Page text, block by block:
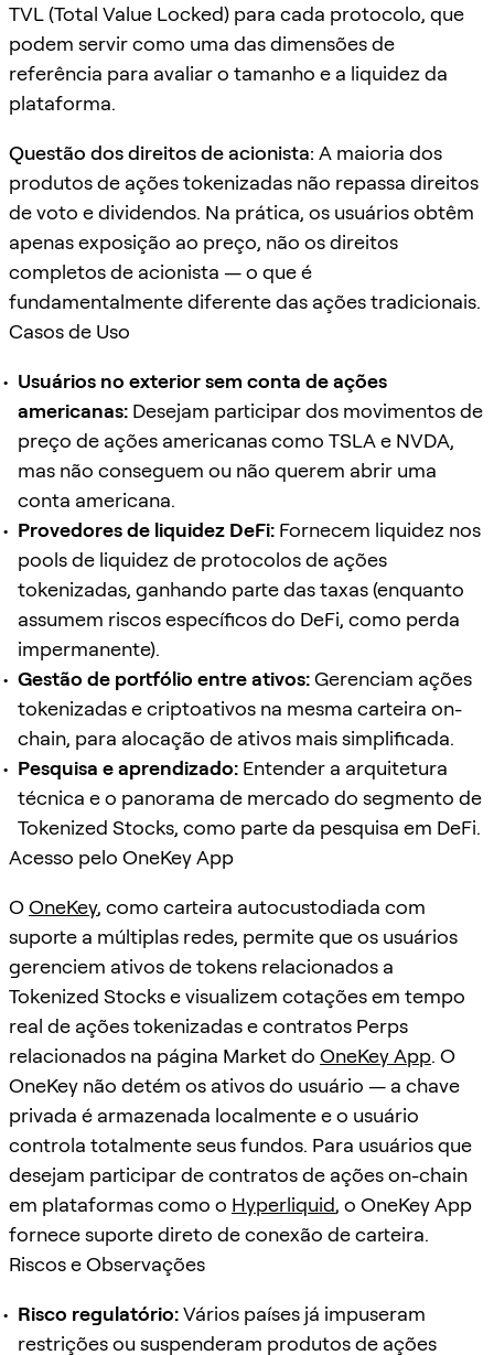
TVL (Total Value Locked) para cada protocolo, que
podem servir como uma das dimensões de
referência para avaliar o tamanho e a liquidez da
plataforma.
Questão dos direitos de acionista: A maioria dos
produtos de ações tokenizadas não repassa direitos
de voto e dividendos. Na prática, os usuários obtêm
apenas exposição ao preço, não os direitos
completos de acionista — o que é
fundamentalmente diferente das ações tradicionais.
Casos de Uso
Usuários no exterior sem conta de ações
americanas: Desejam participar dos movimentos de
preço de ações americanas como TSLA e NVDA,
mas não conseguem ou não querem abrir uma
conta americana.
Provedores de liquidez DeFi: Fornecem liquidez nos
pools de liquidez de protocolos de ações
tokenizadas, ganhando parte das taxas (enquanto
assumem riscos específicos do DeFi, como perda
impermanente).
Gestão de portfólio entre ativos:Gerenciam ações
tokenizadas e criptoativos na mesma carteira on-
chain, para alocação de ativos mais simplificada.
Pesquisa e aprendizado: Entender a arquitetura
técnica e o panorama de mercado do segmento de
Tokenized Stocks, como parte da pesquisa em DeFi.
Acesso pelo OneKey App
OOneKey, como carteira autocustodiada com
suporte a múltiplas redes, permite que os usuários
gerenciem ativos de tokens relacionados a
Tokenized Stocks e visualizem cotações em tempo
real de ações tokenizadas e contratos Perps
relacionados na página Market do OneKey App. O
OneKey não detém os ativos do usuário — a chave
privada é armazenada localmente e o usuário
controla totalmente seus fundos. Para usuários que
desejam participar de contratos de ações on-chain
em plataformas como o Hyperliquid, o OneKey App
fornece suporte direto de conexão de carteira.
Riscos e Observações
Risco regulatório:Vários países já impuseram
restrições ou suspenderam produtos de ações